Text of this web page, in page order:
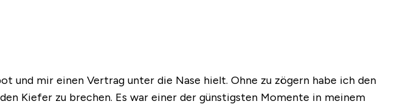
und mir einen Vertrag unter die Nase hielt. Ohne zu zögern habe ich den
Kiefer zu brechen. Es war einer der günstigsten Momente in meinem